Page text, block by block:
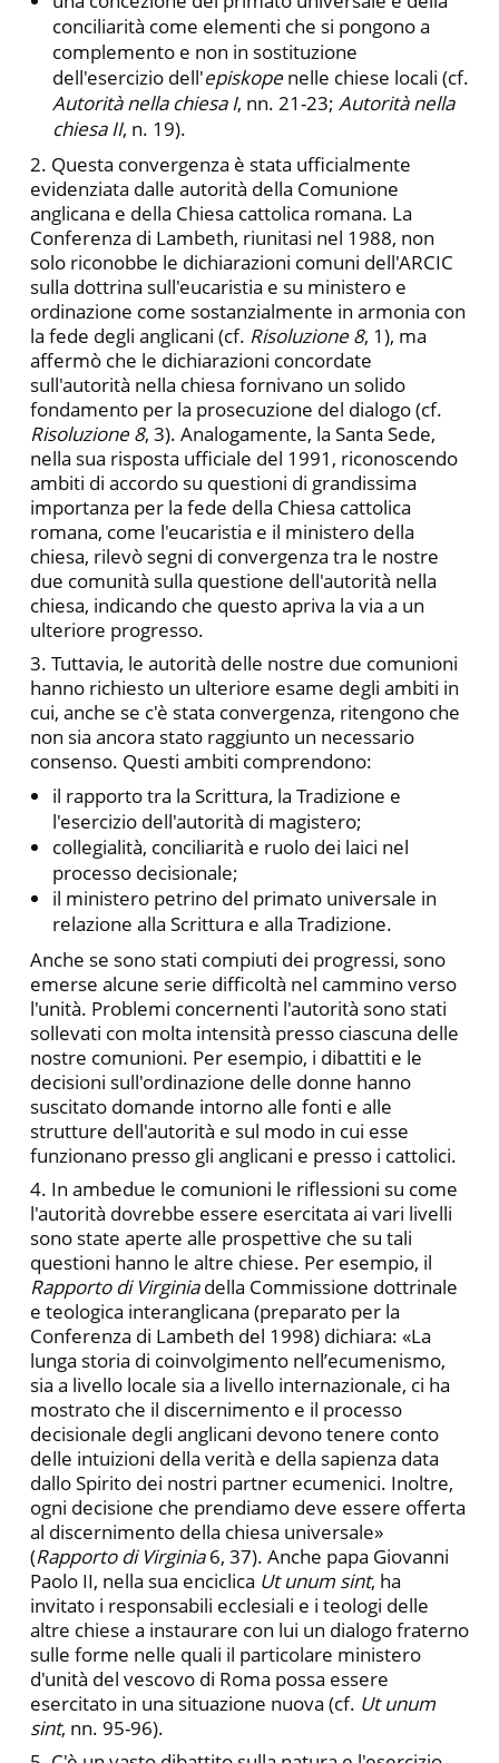
conciliarità come elementi che si pongono a
complemento e non in sostituzione
dell'esercizio dell'episkopenelle chiese locali (cf.
Autorità nella chiesa I, nn. 21-23; Autorità nella
chiesa II, n. 19).
2. Questa convergenza è stata ufficialmente
evidenziata dalle autorità della Comunione
anglicana e della Chiesa cattolica romana. La
Conferenza di Lambeth, riunitasi nel 1988, non
solo riconobbe le dichiarazioni comuni dell'ARCIC
sulla dottrina sull'eucaristia e su ministero e
ordinazione come sostanzialmente in armonia con
la fede degli anglicani (cf. Risoluzione 8, 1), ma
affermò che le dichiarazioni concordate
sull'autorità nella chiesa fornivano un solido
fondamento per la prosecuzione del dialogo (cf.
Risoluzione 8, 3). Analogamente, la Santa Sede,
nella sua risposta ufficiale del 1991, riconoscendo
ambiti di accordo su questioni di grandissima
importanza per la fede della Chiesa cattolica
romana, come l'eucaristia e il ministero della
chiesa, rilevò segni di convergenza tra le nostre
due comunità sulla questione dell'autorità nella
chiesa, indicando che questo apriva la via a un
ulteriore progresso.
3. Tuttavia, le autorità delle nostre due comunioni
hanno richiesto un ulteriore esame degli ambiti in
cui, anche se c'è stata convergenza, ritengono che
non sia ancora stato raggiunto un necessario
consenso. Questi ambiti comprendono:
il rapporto tra la Scrittura, la Tradizione e
l'esercizio dell'autorità di magistero;
collegialità, conciliarità e ruolo dei laici nel
processo decisionale;
il ministero petrino del primato universale in
relazione alla Scrittura e alla Tradizione.
Anche se sono stati compiuti dei progressi, sono
emerse alcune serie difficoltà nel cammino verso
l'unità. Problemi concernenti l'autorità sono stati
sollevati con molta intensità presso ciascuna delle
nostre comunioni. Per esempio, i dibattiti e le
decisioni sull'ordinazione delle donne hanno
suscitato domande intorno alle fonti e alle
strutture dell'autorità e sul modo in cui esse
funzionano presso gli anglicani e presso i cattolici.
4. In ambedue le comunioni le riflessioni su come
l'autorità dovrebbe essere esercitata ai vari livelli
sono state aperte alle prospettive che su tali
questioni hanno le altre chiese. Per esempio, il
Rapporto di Virginiadella Commissione dottrinale
e teologica interanglicana (preparato per la
Conferenza di Lambeth del 1998) dichiara: «La
lunga storia di coinvolgimento nell’ecumenismo,
sia a livello locale sia a livello internazionale, ci ha
mostrato che il discernimento e il processo
decisionale degli anglicani devono tenere conto
delle intuizioni della verità e della sapienza data
dallo Spirito dei nostri partner ecumenici. Inoltre,
ogni decisione che prendiamo deve essere offerta
al discernimento della chiesa universale»
(Rapporto di Virginia6, 37). Anche papa Giovanni
Paolo II, nella sua enciclica Ut unum sint, ha
invitato i responsabili ecclesiali e i teologi delle
altre chiese a instaurare con lui un dialogo fraterno
sulle forme nelle quali il particolare ministero
d'unità del vescovo di Roma possa essere
esercitato in una situazione nuova (cf. Ut unum
sint, nn. 95-96).